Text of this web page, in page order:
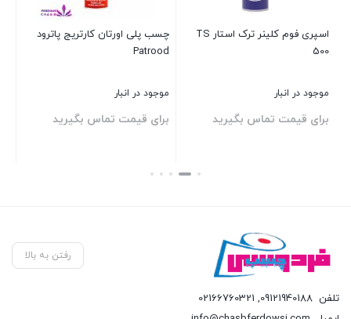
اسپری فوم کلینر ترک استار TS
500
موجود در انبار
برای قیمت تماس بگیرید
چسب پلی اورتان کارتریج پاترود
Patrood
موجود در انبار
برای قیمت تماس بگیرید
بستن
رفتن به بالا
تلفن 09121940188
,
02166760321